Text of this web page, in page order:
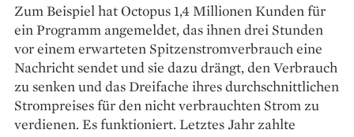
Zum Beispiel hat Octopus 1,4 Millionen Kunden für
ein Programm angemeldet, das ihnen drei Stunden
vor einem erwarteten Spitzenstromverbrauch eine
Nachricht sendet und sie dazu drängt, den Verbrauch
zu senken und das Dreifache ihres durchschnittlichen
Strompreises für den nicht verbrauchten Strom zu
verdienen. Es funktioniert. Letztes Jahr zahlte